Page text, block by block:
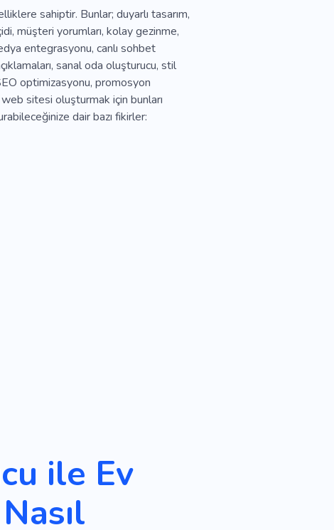
sahiptir. Bunlar; duyarlı tasarım,
müşteri yorumları, kolay gezinme,
entegrasyonu, canlı sohbet
sanal oda oluşturucu, stil
optimizasyonu, promosyon
sitesi oluşturmak için bunları
dair bazı fikirler:
ile Ev